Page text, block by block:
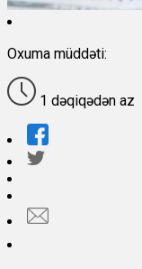
Oxuma müddəti:
1 dəqiqədən az